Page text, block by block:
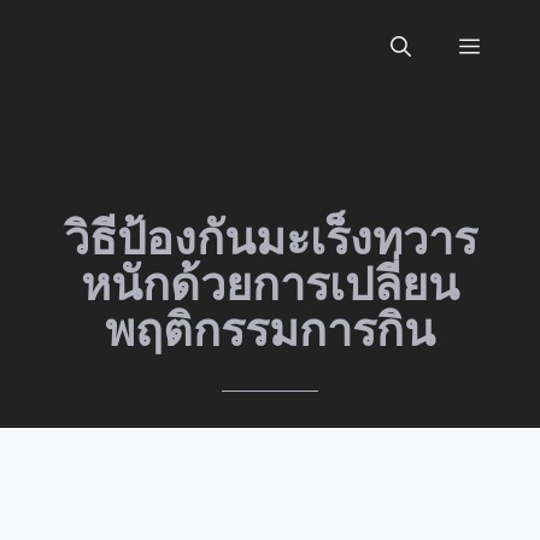
Menu
วิธีป้องกันมะเร็งทวาร
หนักด้วยการเปลี่ยน
พฤติกรรมการกิน